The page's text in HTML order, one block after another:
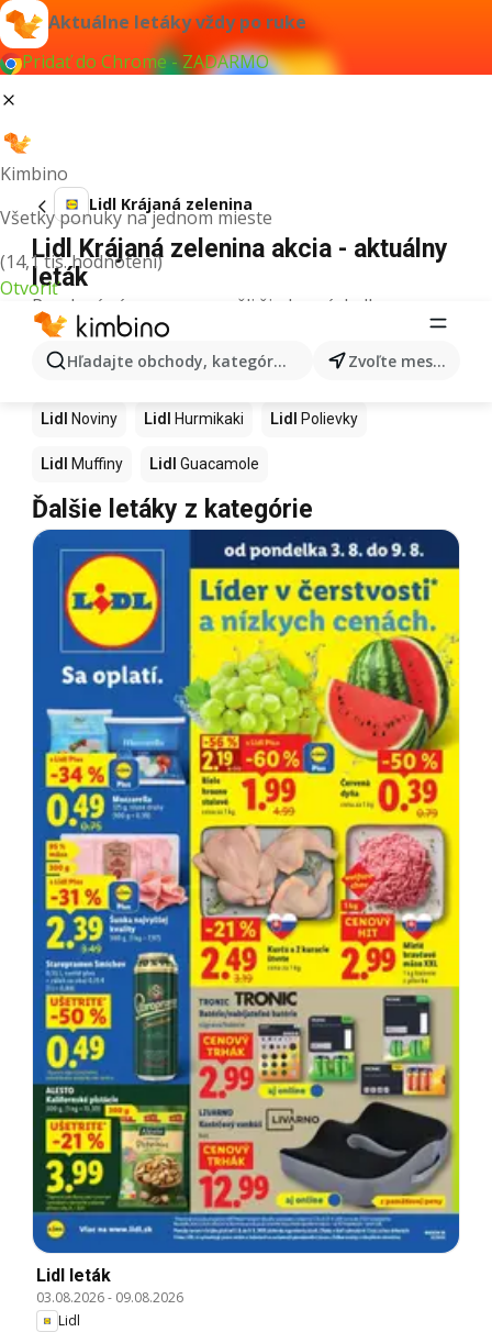
Aktuálne letáky vždy po ruke
Pridať do Chrome - ZADARMO
Kimbino
Všetky ponuky na jednom mieste
(14,1 tis. hodnotení)
Otvoriť
Hľadajte obchody, kategórie, produkty... Zvoľte mesto
Lidl Krájaná zelenina
Lidl Krájaná zelenina akcia - aktuálny
leták
Pre daný výraz sme nenašli žiadne výsledky.
Ďalšie produkty v obchodoch Lidl
Lidl Kapor Ashwagandha Nintendo Switch
Lidl Noviny Lidl Hurmikaki Lidl Polievky
Lidl Muffiny Lidl Guacamole
Ďalšie letáky z kategórie
Lidl leták
03.08.2026- 09.08.2026
Lidl